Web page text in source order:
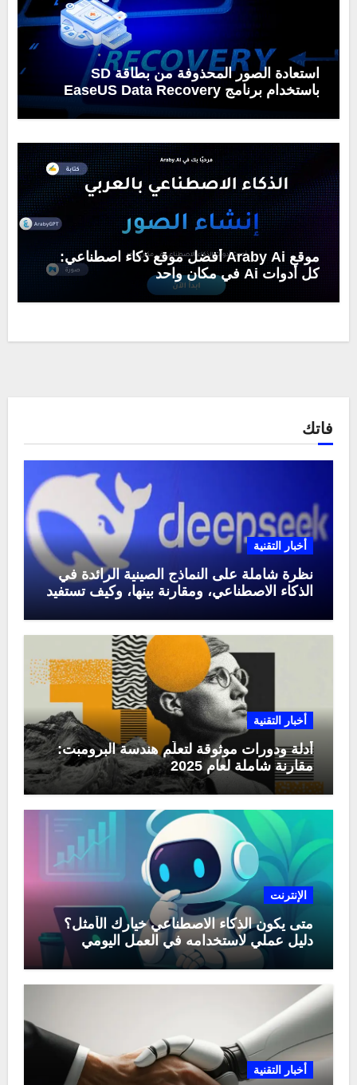
استعادة الصور المحذوفة من بطاقة SD
باستخدام برنامج EaseUS Data Recovery
موقع Araby Ai أفضل موقع ذكاء اصطناعي:
كل أدوات Ai في مكان واحد
فاتك
أخبار التقنية
نظرة شاملة على النماذج الصينية الرائدة في
الذكاء الاصطناعي، ومقارنة بينها، وكيف تستفيد
أخبار التقنية
أدلة ودورات موثوقة لتعلّم هندسة البرومبت:
مقارنة شاملة لعام 2025
الإنترنت
متى يكون الذكاء الاصطناعي خيارك الأمثل؟
دليل عملي لاستخدامه في العمل اليومي
أخبار التقنية